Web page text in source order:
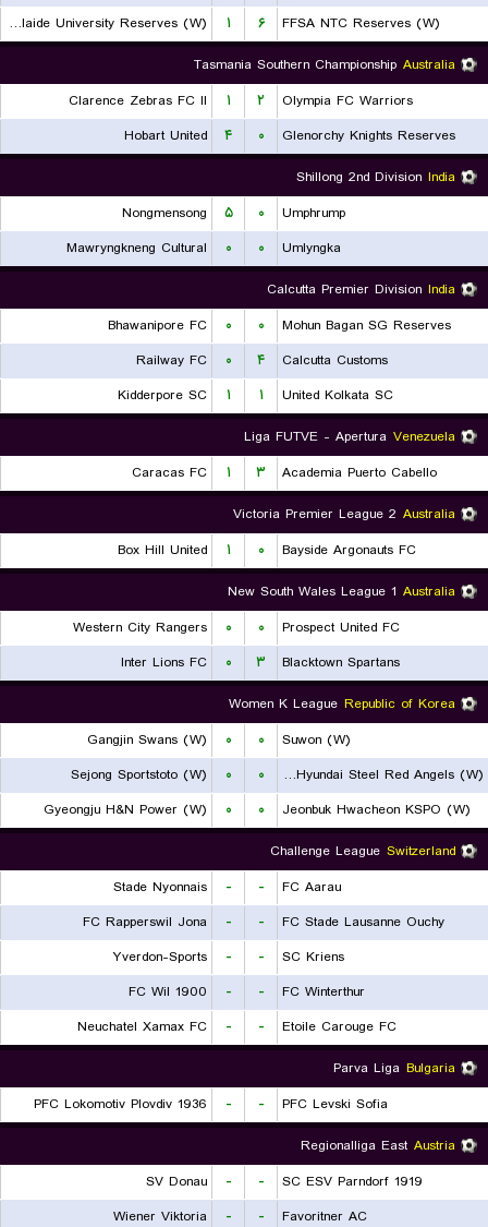
FFSA NTC Reserves (W)
۶ ۱
Adelaide University Reserves (W)
Australia
Tasmania Southern Championship
Olympia FC Warriors
۲ ۱
Clarence Zebras FC II
Glenorchy Knights Reserves
۰ ۴
Hobart United
India
Shillong 2nd Division
Umphrump
۰ ۵
Nongmensong
Umlyngka
۰ ۰
Mawryngkneng Cultural
India
Calcutta Premier Division
Mohun Bagan SG Reserves
۰ ۰
Bhawanipore FC
Calcutta Customs
۴ ۰
Railway FC
United Kolkata SC
۱ ۱
Kidderpore SC
Venezuela
Liga FUTVE - Apertura
Academia Puerto Cabello
۳ ۱
Caracas FC
Australia
Victoria Premier League 2
Bayside Argonauts FC
۰ ۱
Box Hill United
Australia
New South Wales League 1
Prospect United FC
۰ ۰
Western City Rangers
Blacktown Spartans
۳ ۰
Inter Lions FC
Republic of Korea
Women K League
Suwon (W)
۰ ۰
Gangjin Swans (W)
Incheon Hyundai Steel Red Angels (W)
۰ ۰
Sejong Sportstoto (W)
Jeonbuk Hwacheon KSPO (W)
۰ ۰
Gyeongju H&N Power (W)
Switzerland
Challenge League
FC Aarau
-
-
Stade Nyonnais
FC Stade Lausanne Ouchy
-
-
FC Rapperswil Jona
SC Kriens
-
-
Yverdon-Sports
FC Winterthur
-
-
FC Wil 1900
Etoile Carouge FC
-
-
Neuchatel Xamax FC
Bulgaria
Parva Liga
PFC Levski Sofia
-
-
PFC Lokomotiv Plovdiv 1936
Austria
Regionalliga East
SC ESV Parndorf 1919
-
-
SV Donau
Favoritner AC
-
-
Wiener Viktoria